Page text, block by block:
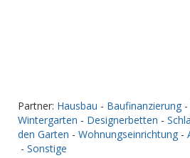
Partner: Hausbau - Baufinanzierung -
Wintergarten - Designerbetten -
den Garten - Wohnungseinrichtung -
- Sonstige